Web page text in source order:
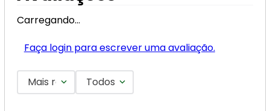
Carregando…
Faça login para escrever uma avaliação.
Mais recentesTodos